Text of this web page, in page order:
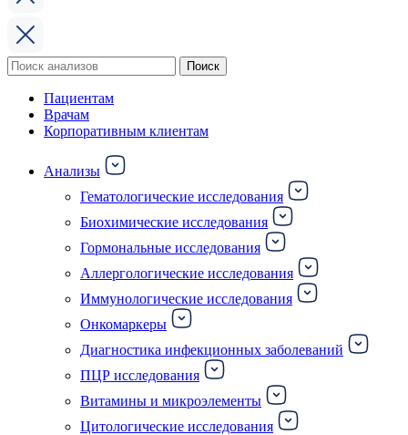
Поиск
по:
Поиск
Пациентам
Врачам
Корпоративным клиентам
Анализы
Гематологические исследования
Биохимические исследования
Гормональные исследования
Аллергологические исследования
Иммунологические исследования
Онкомаркеры
Диагностика инфекционных заболеваний
ПЦР исследования
Витамины и микроэлементы
Цитологические исследования